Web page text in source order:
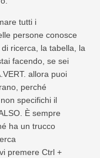
tutti i
persone conosce
ricerca, la tabella, la
facendo, se sei
allora puoi
perché
specifichi il
È sempre
ha un trucco
premere Ctrl +